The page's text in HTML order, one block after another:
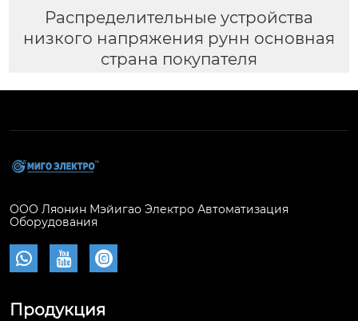
Распределительные устройства
низкого напряжения рунн основная
страна покупателя
ООО Ляонин Мэйигао Электро Автоматизация
Оборудования
  
Продукция